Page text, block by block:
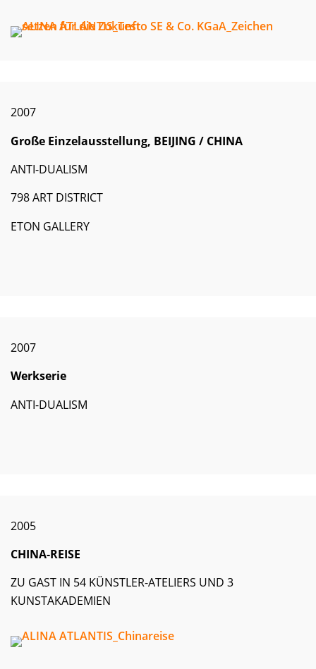
2007
Große Einzelausstellung, BEIJING / CHINA
ANTI-DUALISM
798 ART DISTRICT
ETON GALLERY
2007
Werkserie
ANTI-DUALISM
2005
CHINA-REISE
ZU GAST IN 54 KÜNSTLER-ATELIERS UND 3
KUNSTAKADEMIEN